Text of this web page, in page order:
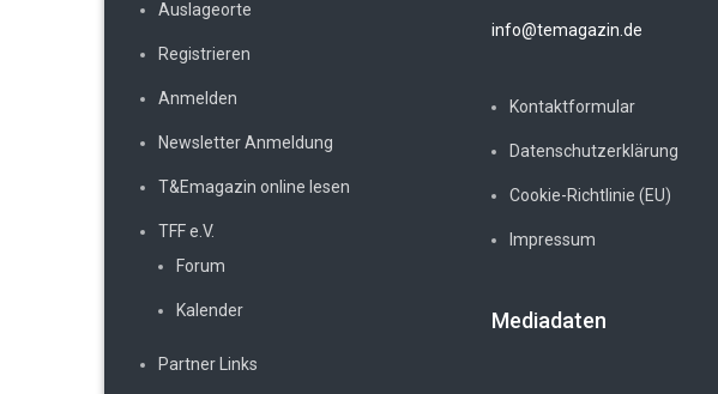
Auslageorte
Registrieren
Anmelden
Newsletter Anmeldung
T&Emagazin online lesen
TFF e.V.
Forum
Kalender
Partner Links
info@temagazin.de
Kontaktformular
Datenschutzerklärung
Cookie-Richtlinie (EU)
Impressum
Mediadaten